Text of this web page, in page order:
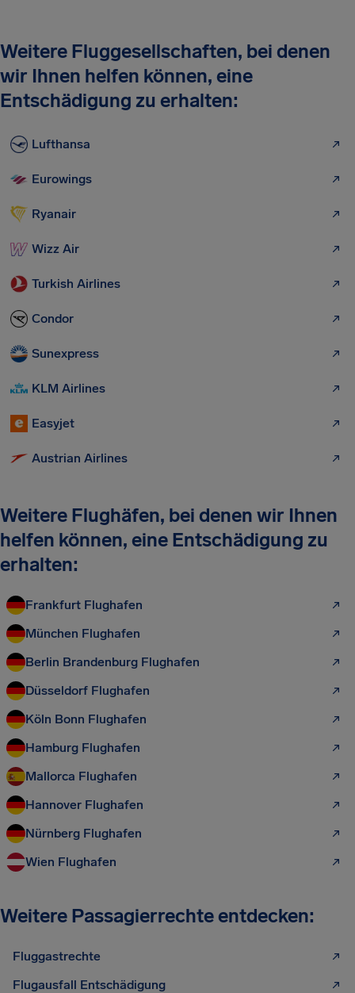
Weitere Fluggesellschaften, bei denen
wir Ihnen helfen können, eine
Entschädigung zu erhalten:
Lufthansa
Eurowings
Ryanair
Wizz Air
Turkish Airlines
Condor
Sunexpress
KLM Airlines
Easyjet
Austrian Airlines
Weitere Flughäfen, bei denen wir Ihnen
helfen können, eine Entschädigung zu
erhalten:
Frankfurt Flughafen
München Flughafen
Berlin Brandenburg Flughafen
Düsseldorf Flughafen
Köln Bonn Flughafen
Hamburg Flughafen
Mallorca Flughafen
Hannover Flughafen
Nürnberg Flughafen
Wien Flughafen
Weitere Passagierrechte entdecken:
Fluggastrechte
Flugausfall Entschädigung